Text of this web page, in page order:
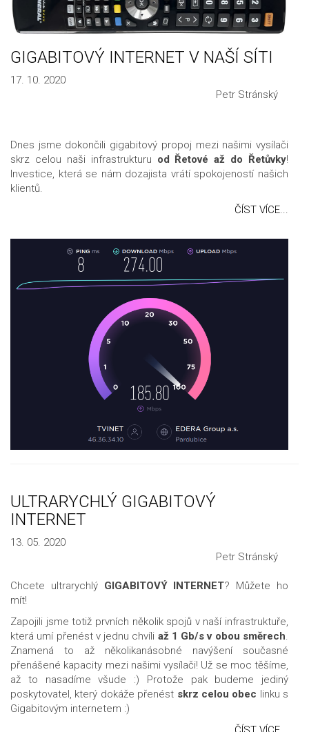
GIGABITOVÝ INTERNET V NAŠÍ SÍTI
17. 10. 2020
Petr Stránský
Dnes jsme dokončili gigabitový propoj mezi našimi vysílači
skrz celou naši infrastrukturu od Řetové až do Řetůvky!
Investice, která se nám dozajista vrátí spokojeností našich
klientů.
ČÍST VÍCE...
ULTRARYCHLÝ GIGABITOVÝ
INTERNET
13. 05. 2020
Petr Stránský
Chcete ultrarychlý GIGABITOVÝ INTERNET? Můžete ho
mít!
Zapojili jsme totiž prvních několik spojů v naší infrastruktuře,
která umí přenést v jednu chvíli až 1 Gb/s v obou směrech.
Znamená to až několikanásobné navýšení současné
přenášené kapacity mezi našimi vysílači! Už se moc těšíme,
až to nasadíme všude :) Protože pak budeme jediný
poskytovatel, který dokáže přenést skrz celou obec linku s
Gigabitovým internetem :)